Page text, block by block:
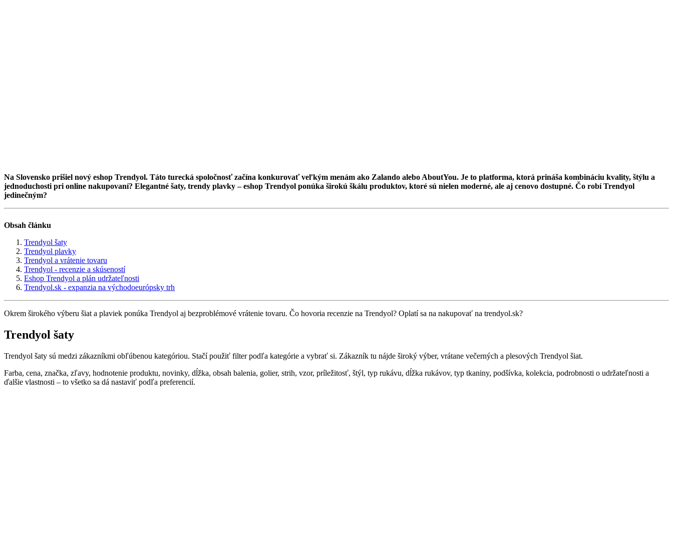
Na Slovensko prišiel nový eshop Trendyol. Táto turecká spoločnosť začína konkurovať veľkým menám ako Zalando alebo AboutYou. Je to platforma, ktorá prináša kombináciu kvality, štýlu a
jednoduchosti pri online nakupovaní? Elegantné šaty, trendy plavky – eshop Trendyol ponúka širokú škálu produktov, ktoré sú nielen moderné, ale aj cenovo dostupné. Čo robí Trendyol
jedinečným?
Obsah článku
Trendyol šaty
Trendyol plavky
Trendyol a vrátenie tovaru
Trendyol - recenzie a skúseností
Eshop Trendyol a plán udržateľnosti
Trendyol.sk - expanzia na východoeurópsky trh
Okrem širokého výberu šiat a plaviek ponúka Trendyol aj bezproblémové vrátenie tovaru. Čo hovoria recenzie na Trendyol? Oplatí sa na nakupovať na trendyol.sk?
Trendyol šaty
Trendyol šaty sú medzi zákazníkmi obľúbenou kategóriou. Stačí použiť filter podľa kategórie a vybrať si. Zákazník tu nájde široký výber, vrátane večerných a plesových Trendyol šiat.
Farba, cena, značka, zľavy, hodnotenie produktu, novinky, dĺžka, obsah balenia, golier, strih, vzor, príležitosť, štýl, typ rukávu, dĺžka rukávov, typ tkaniny, podšívka, kolekcia, podrobnosti o udržateľnosti a
ďalšie vlastnosti – to všetko sa dá nastaviť podľa preferencií.